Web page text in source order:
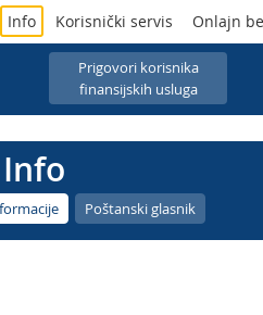
Prigovori korisnika
finansijskih usluga
Info Korisnički servis Onlajn
Info
Poštanski glasnik